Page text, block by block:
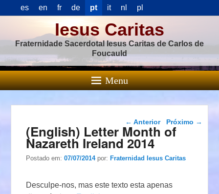
es en fr de pt it nl pl
Iesus Caritas
Fraternidade Sacerdotal Iesus Caritas de Carlos de
Foucauld
Menu
Navegação das
postagens
← Anterior Próximo →
(English) Letter Month of
Nazareth Ireland 2014
Postado em:07/07/2014 por:Fraternidad Iesus Caritas
Desculpe-nos, mas este texto esta apenas